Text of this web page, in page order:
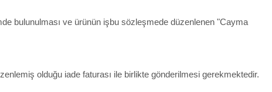
bulunulması ve ürünün işbu sözleşmede düzenlenen "Cayma
olduğu iade faturası ile birlikte gönderilmesi gerekmektedir.